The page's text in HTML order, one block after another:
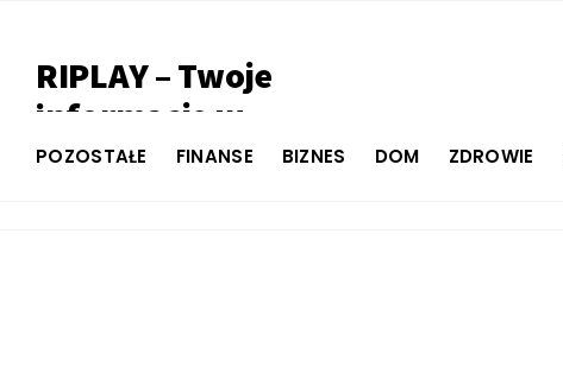
RIPLAY – Twoje
informacje w
jednym miejscu
POZOSTAŁE FINANSE BIZNES DOM ZDROWIE